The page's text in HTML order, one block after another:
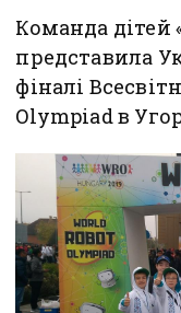
Команда дітей
представила
фіналі
Olympiad в